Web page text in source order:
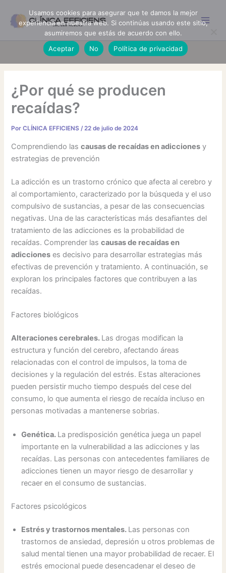
contenido
¿Por qué se producen
recaídas?
PorCLÍNICA EFFICIENS/22 de julio de 2024
Comprendiendo lascausas de recaídas en adicciones y
estrategias de prevención
La adicción es un trastorno crónico que afecta al cerebro y
al comportamiento, caracterizado por la búsqueda y el uso
compulsivo de sustancias, a pesar de las consecuencias
negativas. Una de las características más desafiantes del
tratamiento de las adicciones es la probabilidad de
recaídas. Comprender lascausas de recaídas en
adicciones es decisivo para desarrollar estrategias más
efectivas de prevención y tratamiento. A continuación, se
exploran los principales factores que contribuyen a las
recaídas.
Factores biológicos
Alteraciones cerebrales. Las drogas modifican la
estructura y función del cerebro, afectando áreas
relacionadas con el control de impulsos, la toma de
decisiones y la regulación del estrés. Estas alteraciones
pueden persistir mucho tiempo después del cese del
consumo, lo que aumenta el riesgo de recaída incluso en
personas motivadas a mantenerse sobrias.
Genética. La predisposición genética juega un papel
importante en la vulnerabilidad a las adicciones y las
recaídas. Las personas con antecedentes familiares de
adicciones tienen un mayor riesgo de desarrollar y
recaer en el consumo de sustancias.
Factores psicológicos
Estrés y trastornos mentales. Las personas con
trastornos de ansiedad, depresión u otros problemas de
salud mental tienen una mayor probabilidad de recaer. El
estrés emocional puede desencadenar el deseo de
Usamos cookies para asegurar que te damos la mejor
experiencia en nuestra web. Si continúas usando este sitio,
asumiremos que estás de acuerdo con ello.
Aceptar
No Política de privacidad